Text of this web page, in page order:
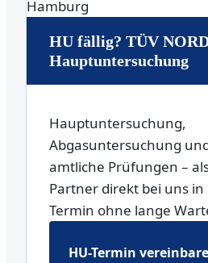
HU fällig? TÜV
Hauptuntersuchung
Hauptuntersuchung,
Abgasuntersuchung
amtliche Prüfungen –
Partner direkt bei uns
Termin ohne lange
HU-Termin